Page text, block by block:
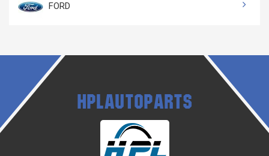
FORD
HPLAUTOPARTS